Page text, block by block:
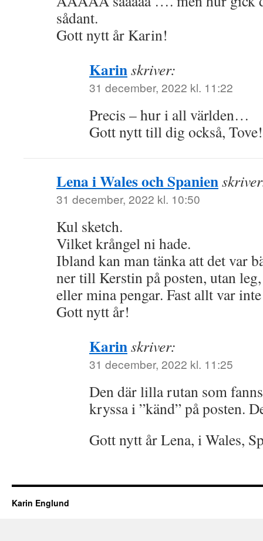
sådant.
Gott nytt år Karin!
Karinskriver:
31 december, 2022 kl. 11:22
Precis – hur i all världen…
Gott nytt till dig också, Tove!
Lena i Wales och Spanien
31 december, 2022 kl. 10:50
Kul sketch.
Vilket krångel ni hade.
Ibland kan man tänka att det var
ner till Kerstin på posten, utan
eller mina pengar. Fast allt var
Gott nytt år!
Karinskriver:
31 december, 2022 kl. 11:25
Den där lilla rutan som
kryssa i ”känd” på posten.
Gott nytt år Lena, i Wales,
Karin Englund